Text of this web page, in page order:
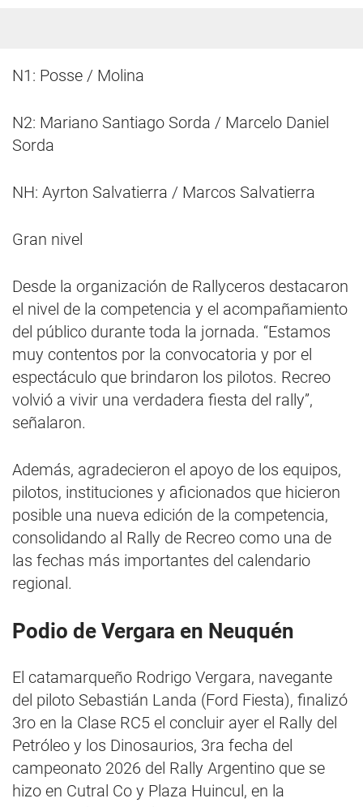
N1: Posse / Molina
N2: Mariano Santiago Sorda / Marcelo Daniel
Sorda
NH: Ayrton Salvatierra / Marcos Salvatierra
Gran nivel
Desde la organización de Rallyceros destacaron
el nivel de la competencia y el acompañamiento
del público durante toda la jornada. “Estamos
muy contentos por la convocatoria y por el
espectáculo que brindaron los pilotos. Recreo
volvió a vivir una verdadera fiesta del rally”,
señalaron.
Además, agradecieron el apoyo de los equipos,
pilotos, instituciones y aficionados que hicieron
posible una nueva edición de la competencia,
consolidando al Rally de Recreo como una de
las fechas más importantes del calendario
regional.
Podio de Vergara en Neuquén
El catamarqueño Rodrigo Vergara, navegante
del piloto Sebastián Landa (Ford Fiesta), finalizó
3ro en la Clase RC5 el concluir ayer el Rally del
Petróleo y los Dinosaurios, 3ra fecha del
campeonato 2026 del Rally Argentino que se
hizo en Cutral Co y Plaza Huincul, en la